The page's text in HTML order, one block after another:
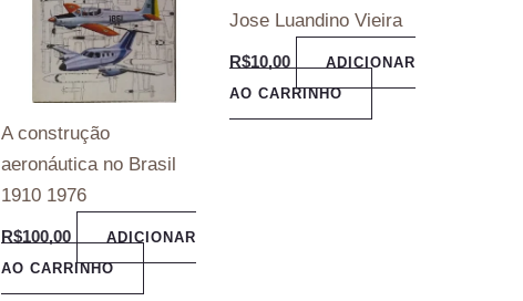
A construção
aeronáutica no Brasil
1910 1976
R$100,00
ADICIONAR
AO CARRINHO
Jose Luandino Vieira
R$10,00
ADICIONAR
AO CARRINHO